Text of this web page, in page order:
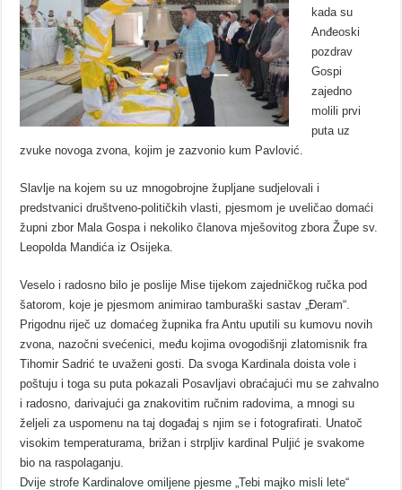
kada su
Anđeoski
pozdrav
Gospi
zajedno
molili prvi
puta uz
zvuke novoga zvona, kojim je zazvonio kum Pavlović.
Slavlje na kojem su uz mnogobrojne župljane sudjelovali i
predstvanici društveno-političkih vlasti, pjesmom je uveličao domaći
župni zbor Mala Gospa i nekoliko članova mješovitog zbora Župe sv.
Leopolda Mandića iz Osijeka.
Veselo i radosno bilo je poslije Mise tijekom zajedničkog ručka pod
šatorom, koje je pjesmom animirao tamburaški sastav „Đeram“.
Prigodnu riječ uz domaćeg župnika fra Antu uputili su kumovu novih
zvona, nazočni svećenici, među kojima ovogodišnji zlatomisnik fra
Tihomir Sadrić te uvaženi gosti. Da svoga Kardinala doista vole i
poštuju i toga su puta pokazali Posavljavi obraćajući mu se zahvalno
i radosno, darivajući ga znakovitim ručnim radovima, a mnogi su
željeli za uspomenu na taj događaj s njim se i fotografirati. Unatoč
visokim temperaturama, brižan i strpljiv kardinal Puljić je svakome
bio na raspolaganju.
Dvije strofe Kardinalove omiljene pjesme „Tebi majko misli lete“